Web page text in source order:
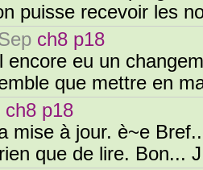
puisse recevoir les
ch8 p18
encore eu un
que mettre en
ch8 p18
mise à jour. è~e
que de lire. Bon...